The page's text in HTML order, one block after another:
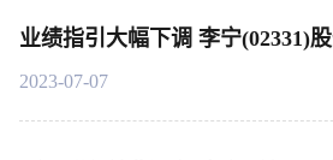
业绩指引大幅下调 李宁(02331)
2023-07-07